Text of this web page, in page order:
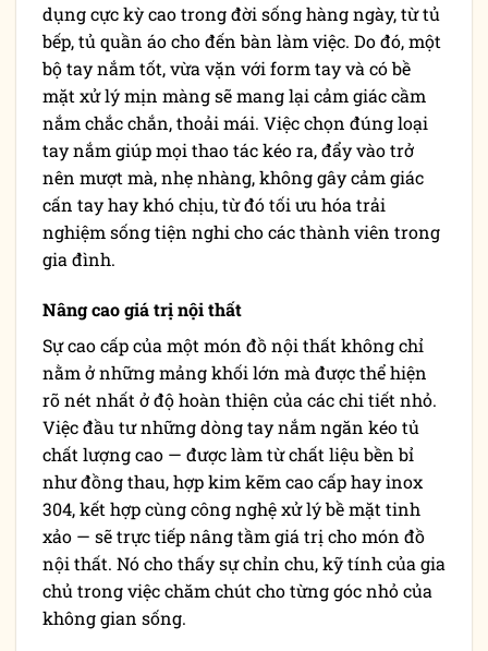
dụng cực kỳ cao trong đời sống hàng ngày, từ tủ
bếp, tủ quần áo cho đến bàn làm việc. Do đó, một
bộ tay nắm tốt, vừa vặn với form tay và có bề
mặt xử lý mịn màng sẽ mang lại cảm giác cầm
nắm chắc chắn, thoải mái. Việc chọn đúng loại
tay nắm giúp mọi thao tác kéo ra, đẩy vào trở
nên mượt mà, nhẹ nhàng, không gây cảm giác
cấn tay hay khó chịu, từ đó tối ưu hóa trải
nghiệm sống tiện nghi cho các thành viên trong
gia đình.
Nâng cao giá trị nội thất
Sự cao cấp của một món đồ nội thất không chỉ
nằm ở những mảng khối lớn mà được thể hiện
rõ nét nhất ở độ hoàn thiện của các chi tiết nhỏ.
Việc đầu tư những dòng tay nắm ngăn kéo tủ
chất lượng cao — được làm từ chất liệu bền bỉ
như đồng thau, hợp kim kẽm cao cấp hay inox
304, kết hợp cùng công nghệ xử lý bề mặt tinh
xảo — sẽ trực tiếp nâng tầm giá trị cho món đồ
nội thất. Nó cho thấy sự chỉn chu, kỹ tính của gia
chủ trong việc chăm chút cho từng góc nhỏ của
không gian sống.